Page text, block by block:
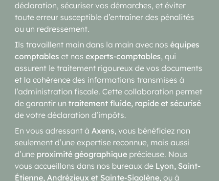
déclaration, sécuriser vos démarches, et éviter
toute erreur susceptible d’entraîner des pénalités
ou un redressement.
Ils travaillent main dans la main avec nos équipes
comptables et nos experts-comptables, qui
assurent le traitement rigoureux de vos documents
et la cohérence des informations transmises à
l’administration fiscale. Cette collaboration permet
de garantir un traitement fluide, rapide et sécurisé
de votre déclaration d’impôts.
En vous adressant à Axens, vous bénéficiez non
seulement d’une expertise reconnue, mais aussi
d’une proximité géographique précieuse. Nous
vous accueillons dans nos bureaux de Lyon, Saint-
Étienne, Andrézieux et Sainte-Sigolène, ou à